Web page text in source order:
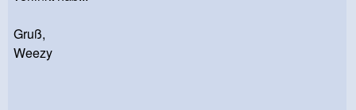
Gruß,
Weezy